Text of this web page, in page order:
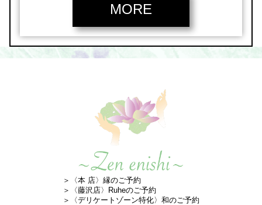
MORE
〈本 店〉縁のご予約
〈藤沢店〉Ruheのご予約
〈デリケートゾーン特化〉和のご予約